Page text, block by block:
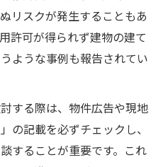
リスクが発生することもあ
許可が得られず建物の建て
ような事例も報告されてい
する際は、物件広告や現地
の記載を必ずチェックし、
することが重要です。これ